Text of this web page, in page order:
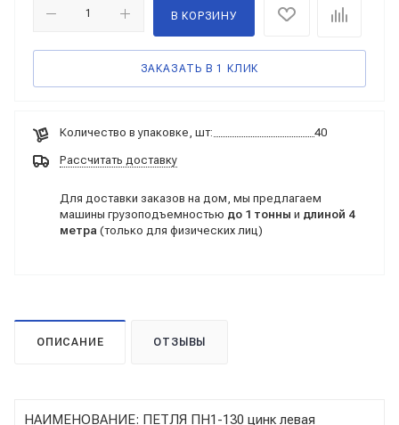
В КОРЗИНУ
ЗАКАЗАТЬ В 1 КЛИК
Количество в упаковке, шт: 40
Рассчитать доставку
Для доставки заказов на дом, мы предлагаем
машины грузоподъемностью до 1 тонны и длиной 4
метра (только для физических лиц)
ОПИСАНИЕ ОТЗЫВЫ
НАИМЕНОВАНИЕ: ПЕТЛЯ ПН1-130 цинк левая